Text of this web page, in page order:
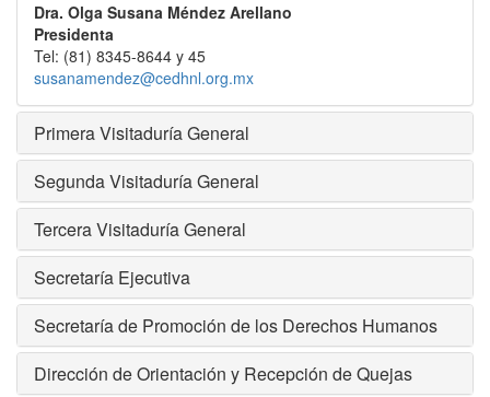
Dra. Olga Susana Méndez Arellano
Presidenta
Tel: (81) 8345-8644 y 45
susanamendez@cedhnl.org.mx
Primera Visitaduría General
Segunda Visitaduría General
Tercera Visitaduría General
Secretaría Ejecutiva
Secretaría de Promoción de los Derechos Humanos
Dirección de Orientación y Recepción de Quejas